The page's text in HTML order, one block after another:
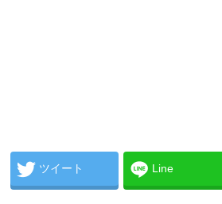
ツイート Line